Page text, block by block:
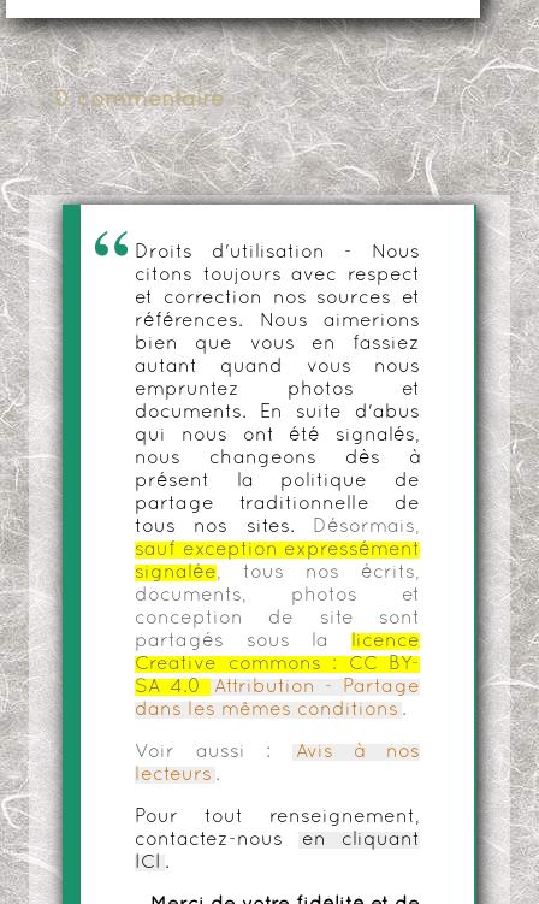
0 commentaire
Droits d'utilisation - Nous
citons toujours avec respect
et correction nos sources et
références. Nous aimerions
bien que vous en fassiez
autant quand vous nous
empruntez photos et
documents. En suite d'abus
qui nous ont été signalés,
nous changeons dès à
présent la politique de
partage traditionnelle de
tous nos sites.
Désormais,
sauf exception expressément
signalée, tous nos écrits,
documents, photos et
conception de site sont
partagés sous la
licence
Creative commons :
CC BY-
SA 4.0
Attribution - Partage
dans les mêmes conditions .
Voir aussi :
Avis à nos
lecteurs .
Pour tout renseignement,
contactez-nous
en cliquant
ICI
.